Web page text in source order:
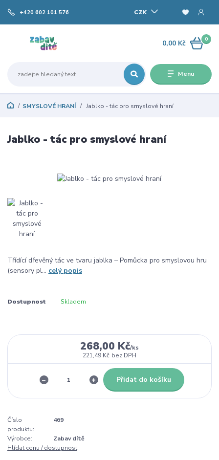
Menu
CZK
+420 602 101 576
0
0,00 Kč
SMYSLOVÉ HRANÍ Jablko - tác pro smyslové hraní
Jablko - tác pro smyslové hraní
Třídící dřevěný tác ve tvaru jablka – Pomůcka pro smyslovou hru
(sensory pl... celý popis
Dostupnost Skladem
268,00 Kč/ks
221,49 Kč bez DPH
Přidat do košíku
Číslo
produktu:
469
Výrobce:
Zabav dítě
Hlídat cenu / dostupnost